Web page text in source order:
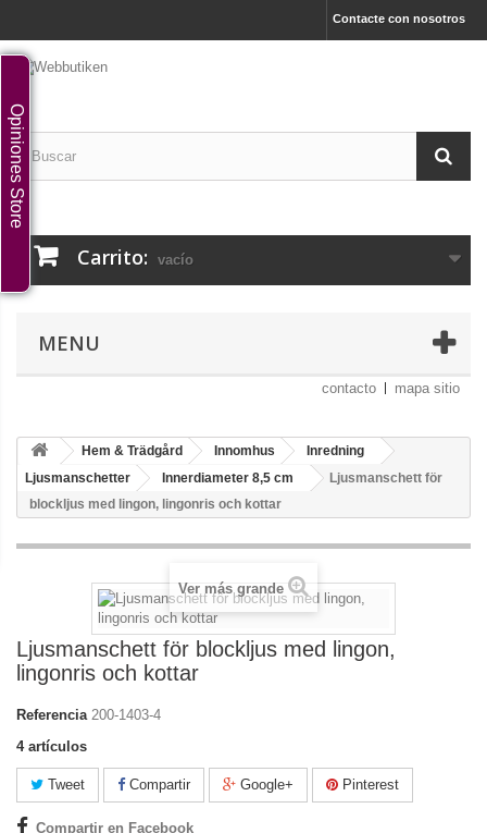
Contacte con nosotros
Carrito: vacío
MENU
contacto mapa sitio
Hem & Trädgård Innomhus
Inredning
Ljusmanschetter
Innerdiameter 8,5 cm
Ljusmanschett för
blockljus med lingon, lingonris och kottar
Ver más grande
Ljusmanschett för blockljus med lingon,
lingonris och kottar
Referencia 200-1403-4
4 artículos
Tweet Compartir Google+ Pinterest
Compartir en Facebook
Opiniones Store